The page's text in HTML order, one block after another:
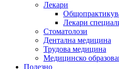
Лекари
Лекари
Стоматолози
Дентална медицина
Трудова медицина
Медицинско
Полезно